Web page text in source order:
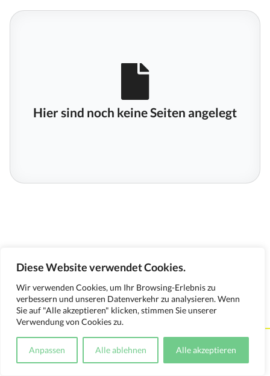
Diese Website verwendet Cookies.
Wir verwenden Cookies, um Ihr Browsing-Erlebnis zu
verbessern und unseren Datenverkehr zu analysieren. Wenn
Sie auf "Alle akzeptieren" klicken, stimmen Sie unserer
Verwendung von Cookies zu.
Anpassen Alle ablehnen Alle akzeptieren
Hier sind noch keine Seiten angelegt
Kontakt Impressum Datenschutzerklärung
Medienverwendungsnachweis